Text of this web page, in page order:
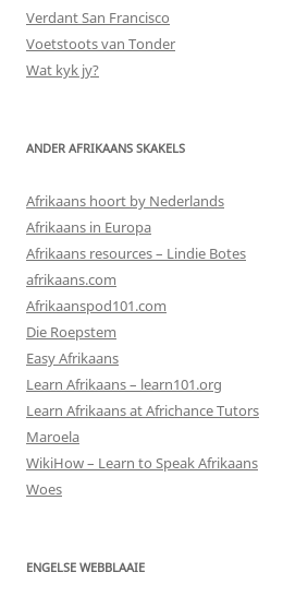
Verdant San Francisco
Voetstoots van Tonder
Wat kyk jy?
ANDER AFRIKAANS SKAKELS
Afrikaans hoort by Nederlands
Afrikaans in Europa
Afrikaans resources – Lindie Botes
afrikaans.com
Afrikaanspod101.com
Die Roepstem
Easy Afrikaans
Learn Afrikaans – learn101.org
Learn Afrikaans at Africhance Tutors
Maroela
WikiHow – Learn to Speak Afrikaans
Woes
ENGELSE WEBBLAAIE